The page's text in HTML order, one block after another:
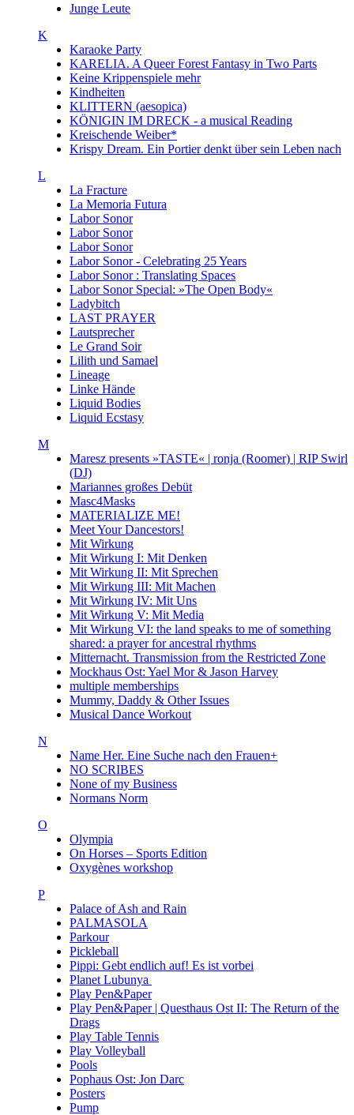
Junge Leute
K
Karaoke Party
KARELIA. A Queer Forest Fantasy in Two Parts
Keine Krippenspiele mehr
Kindheiten
KLITTERN (aesopica)
KÖNIGIN IM DRECK - a musical Reading
Kreischende Weiber*
Krispy Dream. Ein Portier denkt über sein Leben nach
L
La Fracture
La Memoria Futura
Labor Sonor
Labor Sonor
Labor Sonor
Labor Sonor - Celebrating 25 Years
Labor Sonor : Translating Spaces
Labor Sonor Special: »The Open Body«
Ladybitch
LAST PRAYER
Lautsprecher
Le Grand Soir
Lilith und Samael
Lineage
Linke Hände
Liquid Bodies
Liquid Ecstasy
M
Maresz presents »TASTE« | ronja (Roomer) | RIP Swirl
(DJ)
Mariannes großes Debüt
Masc4Masks
MATERIALIZE ME!
Meet Your Dancestors!
Mit Wirkung
Mit Wirkung I: Mit Denken
Mit Wirkung II: Mit Sprechen
Mit Wirkung III: Mit Machen
Mit Wirkung IV: Mit Uns
Mit Wirkung V: Mit Media
Mit Wirkung VI: the land speaks to me of something
shared: a prayer for ancestral rhythms
Mitternacht. Transmission from the Restricted Zone
Mockhaus Ost: Yael Mor & Jason Harvey
multiple memberships
Mummy, Daddy & Other Issues
Musical Dance Workout
N
Name Her. Eine Suche nach den Frauen+
NO SCRIBES
None of my Business
Normans Norm
O
Olympia
On Horses – Sports Edition
Oxygènes workshop
P
Palace of Ash and Rain
PALMASOLA
Parkour
Pickleball
Pippi: Gebt endlich auf! Es ist vorbei
Planet Lubunya
Play Pen&Paper
Play Pen&Paper | Questhaus Ost II: The Return of the
Drags
Play Table Tennis
Play Volleyball
Pools
Pophaus Ost: Jon Darc
Posters
Pump